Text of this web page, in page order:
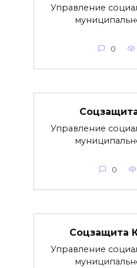
Управление
0
Управление
0
Соцзащита
Управление